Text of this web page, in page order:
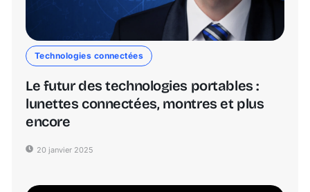
Technologies connectées
Le futur des technologies portables :
lunettes connectées, montres et plus
encore
20 janvier 2025